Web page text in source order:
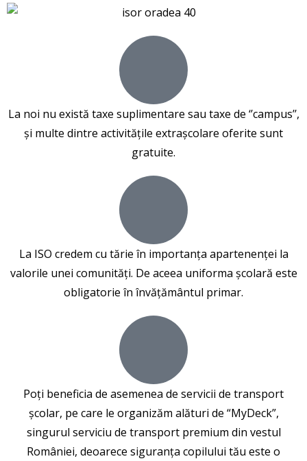
La noi nu există taxe suplimentare sau taxe de ‘’campus’’,
și multe dintre activitățile extrașcolare oferite sunt
gratuite.
La ISO credem cu tărie în importanța apartenenței la
valorile unei comunități. De aceea uniforma școlară este
obligatorie în învățământul primar.
Poți beneficia de asemenea de servicii de transport
școlar, pe care le organizăm alături de “MyDeck”,
singurul serviciu de transport premium din vestul
României, deoarece siguranța copilului tău este o